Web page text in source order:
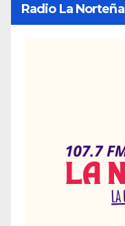
Radio La Norteña